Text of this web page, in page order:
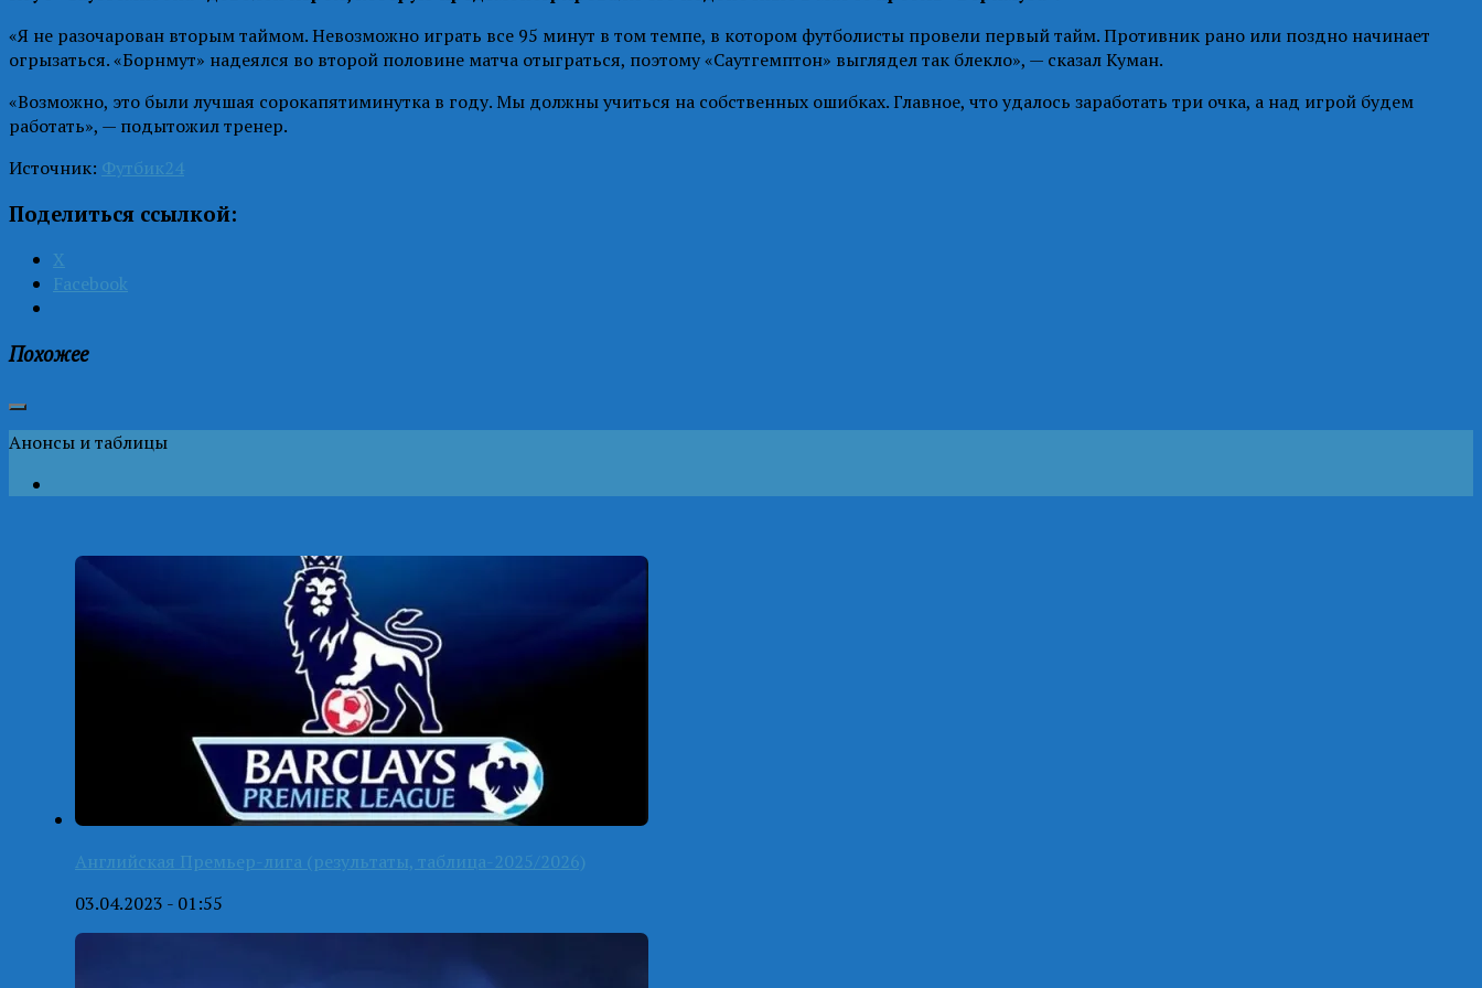
«Я не разочарован вторым таймом. Невозможно играть все 95 минут в том темпе, в котором футболисты провели первый тайм. Противник рано или поздно начинает
огрызаться. «Борнмут» надеялся во второй половине матча отыграться, поэтому «Саутгемптон» выглядел так блекло», — сказал Куман.
«Возможно, это были лучшая сорокапятиминутка в году. Мы должны учиться на собственных ошибках. Главное, что удалось заработать три очка, а над игрой будем
работать», — подытожил тренер.
Источник: Футбик24
Поделиться ссылкой:
X
Facebook
Похожее
Анонсы и таблицы
Английская Премьер-лига (результаты, таблица-2025/2026)
03.04.2023 - 01:55